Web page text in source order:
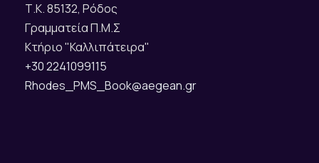
Τ.Κ. 85132, Ρόδος
Γραμματεία Π.Μ.Σ
Κτήριο "Καλλιπάτειρα"
+30 2241099115
Rhodes_PMS_Book@aegean.gr